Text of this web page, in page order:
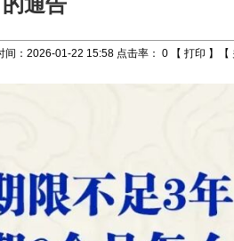
：2026-01-22 15:58 点击率： 0 【 打印 】【